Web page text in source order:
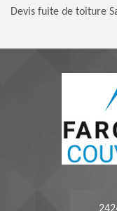
Devis fuite de toiture